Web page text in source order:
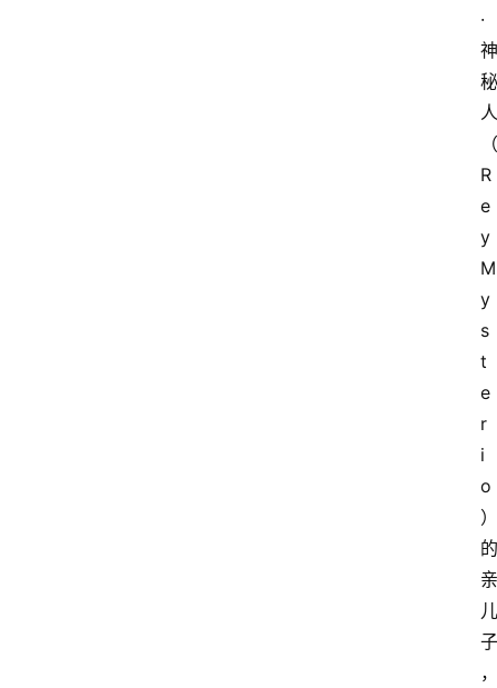
·
神
秘
人
（
R
e
y
M
y
s
t
e
r
i
o
）
的
亲
儿
子
，